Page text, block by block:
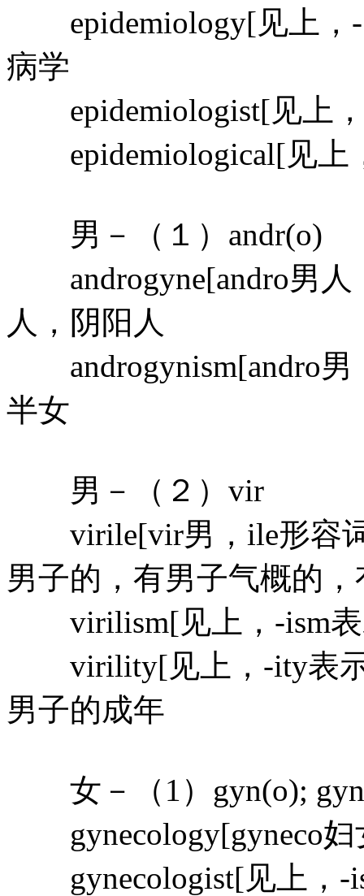
epidemiology[见上，-
病学
epidemiologist[见上
epidemiological[见上
男－（１）andr(o)
androgyne[andro男人
人，阴阳人
androgynism[andro男
半女
男－（２）vir
virile[vir男，ile形容
男子的，有男子气概的
virilism[见上，-ism表
virility[见上，-ity表示
男子的成年
女－（1）gyn(o);
gynecology[gyneco妇
gynecologist[见上，-